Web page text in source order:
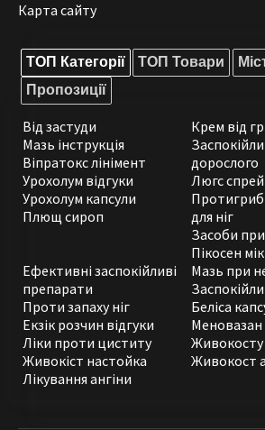
Карта сайту
ТОП Категорії ТОП Товари
Пропозиції
Від застуди
Мазь інструкція
Віпратокс лінімент
Урохолум відгуки
Урохолум капсули
Плющ сироп
Крем від
дорослого
Люгс спрей
для ніг
Засоби
Пікосен
Ефективні заспокійливі
препарати
Проти запаху ніг
Екзік розчин відгуки
Ліки проти циститу
Живокіст настойка
Лікування ангіни
Мазь при
Беліса
Меновазан
Живокосту
Живокост